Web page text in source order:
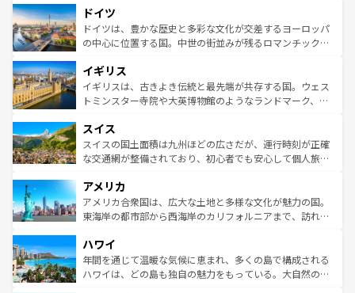
せる。地方によって風土や気候が異なるスペインはその個
性で訪れる人を魅了する。 なお、新着のスペイン情報は コ
ンテンツ一覧を参照してほしい。
で、幅広い魅力が詰まっている。華麗な宮殿、歴史的な大
聖堂、美しいビーチ、そして豊かな自然が、訪れる者を心
から魅了する。また、フランスは美食の国としても知ら
いる。シャンパンの発祥地であるランス、プロヴァンスの
香り高いラベンダー畑など、多彩な楽しみ方が可能だ。さ
らに、パリ以外の地域にも魅力が溢れており、どの街角に
れる地方に足を運ぶとそれぞれで全く異なる文化を体験で
きるだろう。 なお、新着のフランス情報はコンテンツ一覧
を参照してほしい。
ドイツ
ドイツは、豊かな歴史と多彩な文化が交差するヨーロッパ
の中心に位置する国。中世の街並みが残るロマンチック街
顔を持つこの国は、どこを歩いても飽きることがない。ベ
ルリンの文化的活気、バイエルン州のアルプスの絶景、そ
してライン川沿いのワイン畑といった風景は必見。ビール
は、お酒好きな人にはぜひ体験してほしい。 なお、新着の
ドイツ情報はコンテンツ一覧を参照してほしい。
イギリス
イギリスは、古きよき伝統と最先端が共存する国。ウェス
トミンスター寺院や大英博物館のようなランドマーク、歴
リアごとに異なる魅力がある。また、優雅なアフタヌーン
ティー、ビール好きにはたまらない英国パブ、サッカー観
戦など、本場だからこそできる体験も豊富。イギリスを旅
ンツ一覧を参照してほしい。
スイス
スイスの国土面積は九州ほどの広さだが、運行時刻が正確
な交通網が整備されており、初心者でも安心して個人旅行
の建物がそのまま残る町や、スイスならではのユニークな
博物館もあり、アルプス観光だけでなく町歩きも満喫する
ことができる。国民の所得が高いため物価も高いが、旅行
ば市内交通費無料で観光を楽しむこともできる。 なお、新
着のスイス情報はコンテンツ一覧 を参照してほしい。
アメリカ
アメリカ合衆国は、広大な土地と多様な文化が魅力の国。
東海岸の都市部から西海岸のカリフォルニアまで、訪れる
のような巨大都市は、観光、ショッピング、エンターテイ
ンメントが詰まった刺激的なスポットだ。一方、アメリカ
西部には大自然が広がり、グランドキャニオンやイエロー
ハワイ
年間を通じて温暖な気候に恵まれ、多くの島で構成される
ハワイは、どの島も独自の魅力をもっている。大自然の神